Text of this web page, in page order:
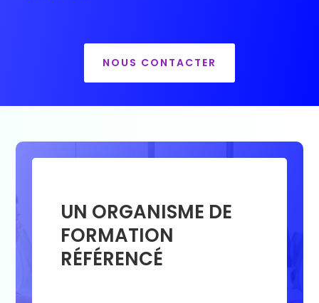
NOUS CONTACTER
UN ORGANISME DE
FORMATION
RÉFÉRENCÉ